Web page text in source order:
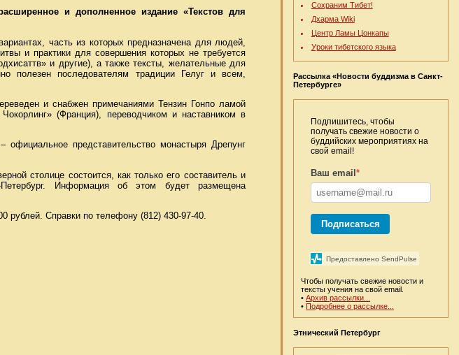
и дополненное издание «Текстов для
часть из которых предназначена для людей,
и практики для совершения которых не требуется
и другие), а также тексты, желательные для
полезен последователям традиции Гелуг и всем,
и снабжен примечаниями Тензин Гонпо ламой
(Франция), переводчиком и наставником в
официальное представительство монастыря Дрепунг
столице состоится, как только его составитель и
Информация об этом будет размещена
рублей. Справки по телефону (812) 430-97-40.
Сохраним Тибет!
Дхарма Wiki
Центр Ламы Цонкапы
Уроки тибетского языка
Рассылка «Новости буддизма в Санкт-
Петербурге»
Подпишитесь, чтобы
получать свежие новости о
буддийских мероприятиях на
свой email!
Ваш email *
Подписаться
Предоставлено SendPulse
Чтобы получать свежие новости и
тексты учения на свой email.
• Архив рассылки...
• Подробнее о рассылке...
Этнический Петербург